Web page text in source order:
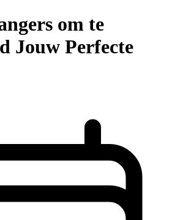
om te
Jouw Perfecte